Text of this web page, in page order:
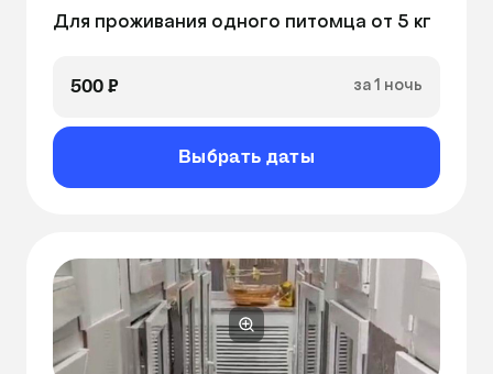
Для проживания одного питомца от 5 кг
500 ₽ за 1 ночь
Выбрать даты